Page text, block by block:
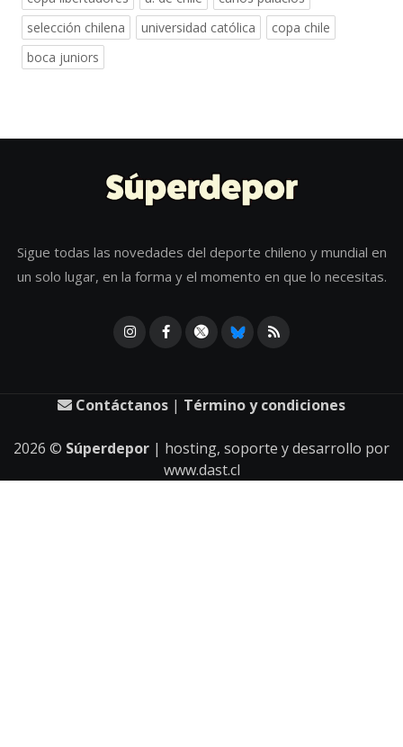
selección chilena
universidad católica
copa chile
boca juniors
Sigue todas las novedades del deporte chileno y mundial en
un solo lugar, en la forma y el momento en que lo necesitas.
Contáctanos | Término y condiciones
2026 © Súperdepor | hosting, soporte y desarrollo por
www.dast.cl